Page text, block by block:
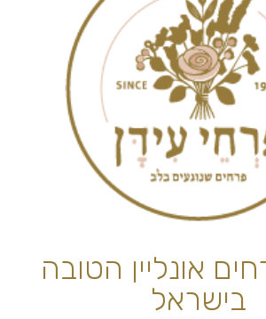
אונליין הטובה
בישראל